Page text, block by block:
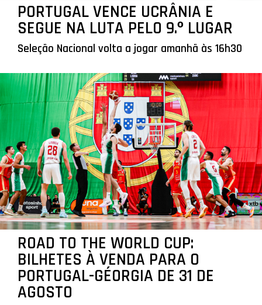
PORTUGAL VENCE UCRÂNIA E
SEGUE NA LUTA PELO 9.º LUGAR
Seleção Nacional volta a jogar amanhã às 16h30
ROAD TO THE WORLD CUP:
BILHETES À VENDA PARA O
PORTUGAL-GÉORGIA DE 31 DE
AGOSTO